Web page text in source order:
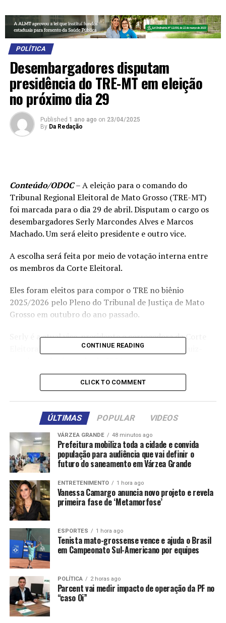
POLÍTICA
Desembargadores disputam
presidência do TRE-MT em eleição
no próximo dia 29
Published 1 ano ago on 23/04/2025
By Da Redação
Conteúdo/ODOC– A eleição para o comando do
Tribunal Regional Eleitoral de Mato Grosso (TRE-MT)
foi marcada para o dia 29 de abril. Disputam o cargo os
desembargadores Serly Marcondes Alves e Marcos
Machado. Um será eleito presidente e outro vice.
A escolha será feita por meio de votação interna entre
os membros da Corte Eleitoral.
Eles foram eleitos para compor o TRE no biênio
2025/2026 pelo Pleno do Tribunal de Justiça de Mato
Grosso em outubro do ano passado.
Serly é a atual vice-presidente e corregedora da Corte
Eleitoral, enquanto Marcos Machado atua como juiz-
Ambos seguem dialogando com os colegas em busca de
O mandato da atual presidente, desembargadora Maria
Aparecida Ribeiro, se encerra em 28 de abril.
O Tribunal Regional Eleitoral, conforme determina a
Constituição Federal, é composto de sete magistrados.
São dois desembargadores escolhidos dentre os
membros do Tribunal de Justiça; dois juízes também
definidos pelo TJ; um juiz federal indicado pelo Tribunal
Regional Federal da 1ª Região e dois advogados
nomeados pelo presidente da República entre seis
definidos pelo TJ.
Comentários
CONTINUE READING
CLICK TO COMMENT
ÚLTIMAS POPULAR VIDEOS
VÁRZEA GRANDE 48 minutos ago
Prefeitura mobiliza toda a cidade e convida
população para audiência que vai definir o
futuro do saneamento em Várzea Grande
ENTRETENIMENTO 1 hora ago
Vanessa Camargo anuncia novo projeto e revela
primeira fase de ‘Metamorfose’
ESPORTES 1 hora ago
Tenista mato-grossense vence e ajuda o Brasil
em Campeonato Sul-Americano por equipes
POLÍTICA 2 horas ago
Parcent vai medir impacto de operação da PF no
“caso Oi”